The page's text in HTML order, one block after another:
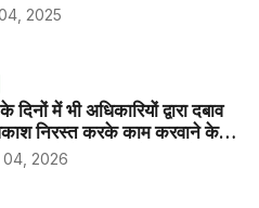
2025
में भी अधिकारियों द्वारा दबाव
निरस्त करके काम करवाने के
कर्मचारियों ने जिला कलेक्टर को सीएस
ज्ञापन
2026